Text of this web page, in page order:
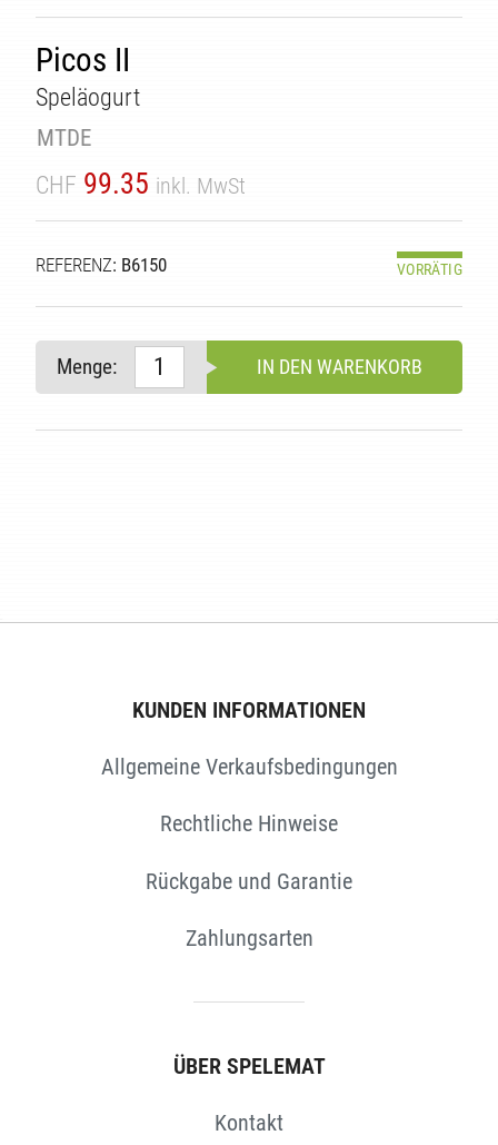
Picos II
Speläogurt
MTDE
CHF 99.35 inkl. MwSt
REFERENZ: B6150 VORRÄTIG
Menge: IN DEN WARENKORB
KUNDEN INFORMATIONEN
Allgemeine Verkaufsbedingungen
Rechtliche Hinweise
Rückgabe und Garantie
Zahlungsarten
ÜBER SPELEMAT
Kontakt